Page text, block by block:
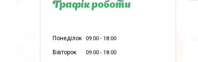
Графік роботи
Понеділок 09:00 18:00
Вівторок 09:00 18:00